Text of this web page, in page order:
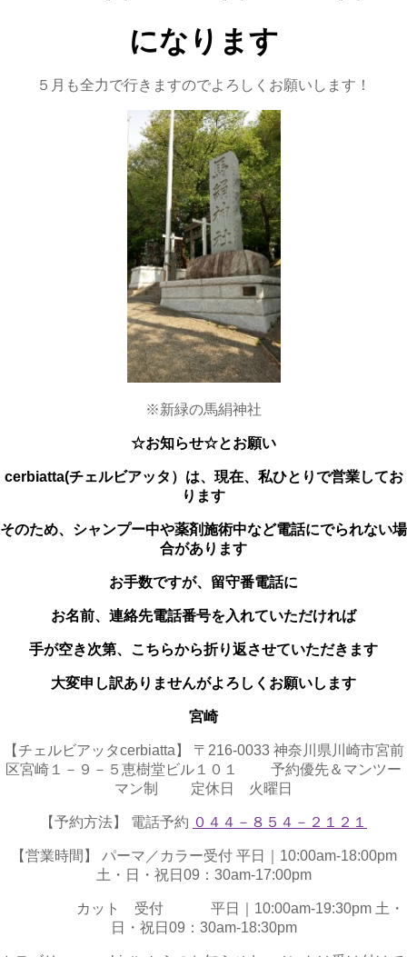
になります
５月も全力で行きますのでよろしくお願いします！
※新緑の馬絹神社
☆お知らせ☆とお願い
cerbiatta(チェルビアッタ）は、 現在、私ひとりで営業してお
ります
そのため、シャンプー中や薬剤施術中など電話にでられない場
合があります
お手数ですが、留守番電話に
お名前、連絡先電話番号を入れていただければ
手が空き次第、こちらから折り返させていただきます
大変申し訳ありませんがよろしくお願いします
宮崎
【チェルビアッタcerbiatta】 〒216-0033 神奈川県川崎市宮前
区宮崎１－９－５恵樹堂ビル１０１ 予約優先＆マンツー
マン制 定休日 火曜日
【予約方法】 電話予約 ０４４－８５４－２１２１
【営業時間】 パーマ／カラー受付 平日｜10:00am-18:00pm
土・日・祝日09：30am-17:00pm
カット 受付 平日｜10:00am-19:30pm 土・
日・祝日09：30am-18:30pm